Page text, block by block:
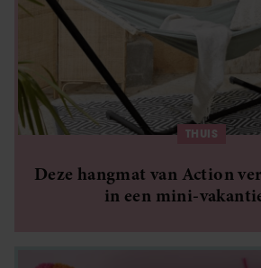
THUIS
Deze hangmat van Action
in een mini-